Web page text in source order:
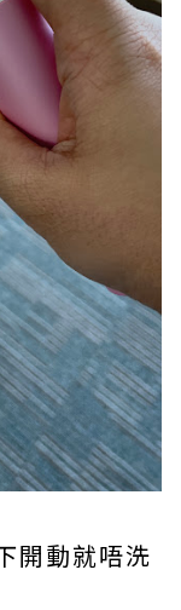
開動就唔洗